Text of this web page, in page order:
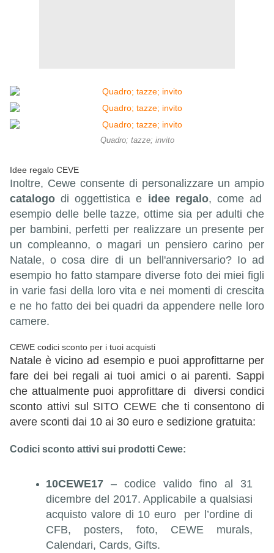
Quadro; tazze; invito
Idee regalo CEVE
Inoltre, Cewe consente di personalizzare un ampio
catalogo di oggettistica e idee regalo, come ad
esempio delle belle tazze, ottime sia per adulti che
per bambini, perfetti per realizzare un presente per
un compleanno, o magari un pensiero carino per
Natale, o cosa dire di un bell'anniversario? Io ad
esempio ho fatto stampare diverse foto dei miei figli
in varie fasi della loro vita e nei momenti di crescita
e ne ho fatto dei bei quadri da appendere nelle loro
camere.
CEWE codici sconto per i tuoi acquisti
Natale è vicino ad esempio e puoi approfittarne per
fare dei bei regali ai tuoi amici o ai parenti. Sappi
che attualmentepuoi approfittare di diversi condici
sconto attivi sul SITO CEWE che ti consentono di
avere sconti dai 10 ai 30 euro e sedizione gratuita:
Codici sconto attivi sui prodotti Cewe:
10CEWE17 – codice valido fino al 31
dicembre del 2017. Applicabile a qualsiasi
acquisto valore di 10 euro per l’ordine di
CFB, posters, foto, CEWE murals,
Calendari, Cards, Gifts.